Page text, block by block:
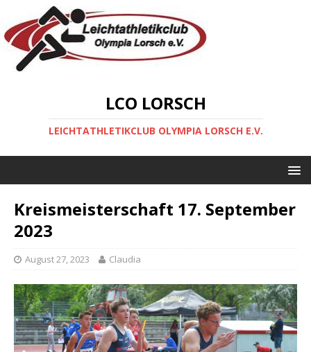
LCO LORSCH
LEICHTATHLETIKCLUB OLYMPIA LORSCH E.V.
Kreismeisterschaft 17. September
2023
August 27, 2023 Claudia